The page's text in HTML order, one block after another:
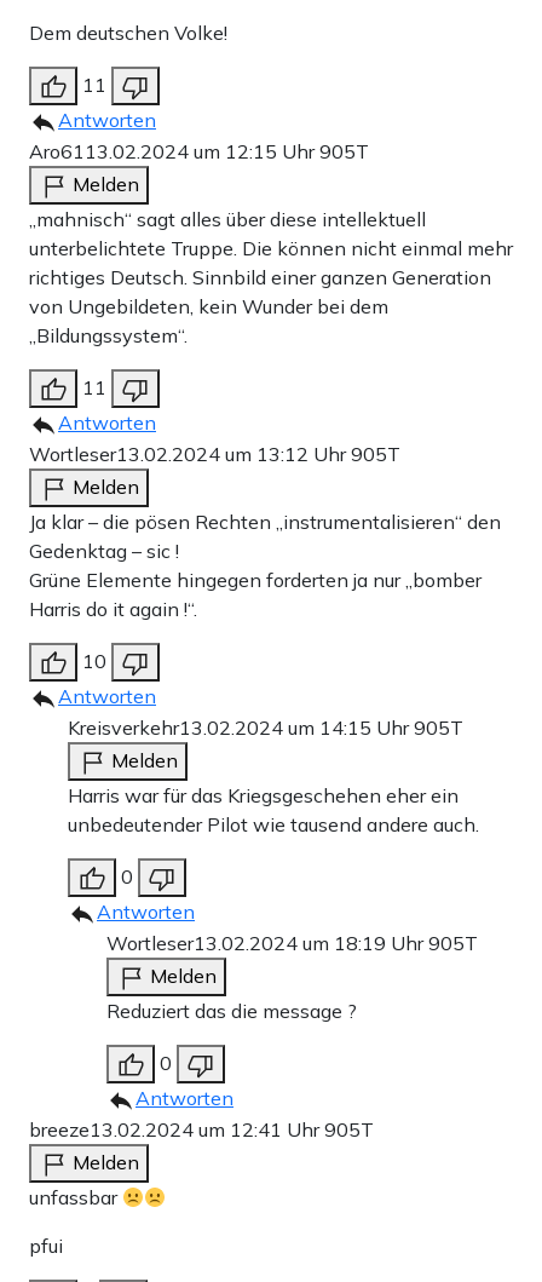
Dem deutschen Volke!
11
Antworten
Aro61 13.02.2024 um 12:15 Uhr905T
Melden
„mahnisch“ sagt alles über diese intellektuell
unterbelichtete Truppe. Die können nicht einmal mehr
richtiges Deutsch. Sinnbild einer ganzen Generation
von Ungebildeten, kein Wunder bei dem
„Bildungssystem“.
11
Antworten
Wortleser13.02.2024 um 13:12 Uhr905T
Melden
Ja klar – die pösen Rechten „instrumentalisieren“ den
Gedenktag – sic !
Grüne Elemente hingegen forderten ja nur „bomber
Harris do it again !“.
10
Antworten
Kreisverkehr13.02.2024 um 14:15 Uhr905T
Melden
Harris war für das Kriegsgeschehen eher ein
unbedeutender Pilot wie tausend andere auch.
0
Antworten
Wortleser13.02.2024 um 18:19 Uhr905T
Melden
Reduziert das die message ?
0
Antworten
breeze13.02.2024 um 12:41 Uhr905T
Melden
unfassbar
pfui